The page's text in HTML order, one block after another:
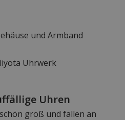
und Armband
Uhrwerk
Uhren
groß und fallen an